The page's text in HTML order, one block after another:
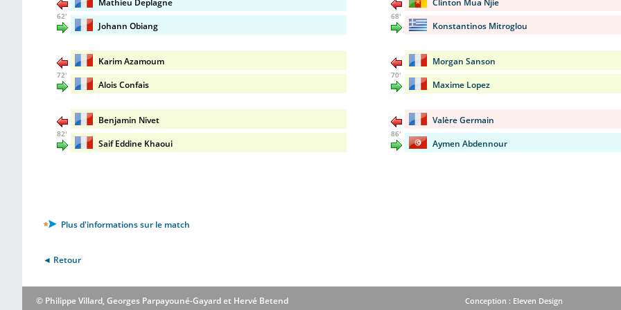
Mathieu Deplagne
62'
Johann Obiang
Karim Azamoum
72'
Alois Confais
Benjamin Nivet
82'
Saif Eddine Khaoui
Clinton Mua Njie
68'
Konstantinos Mitroglou
Morgan Sanson
70'
Maxime Lopez
Valère Germain
86'
Aymen Abdennour
Plus d'informations sur le match
◄ Retour
© Philippe Villard, Georges Parpayouné-Gayard et Hervé Betend Conception : Eleven Design